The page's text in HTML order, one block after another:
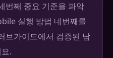
번째 중요 기준을 파악
실행 방법 네번째를
브가이드에서 검증된 남
.